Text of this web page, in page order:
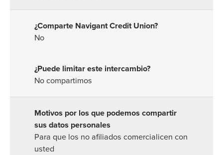
No
No compartimos
Para que los no afiliados comercialicen con
usted